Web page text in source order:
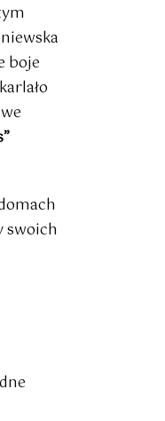
boje
swoich